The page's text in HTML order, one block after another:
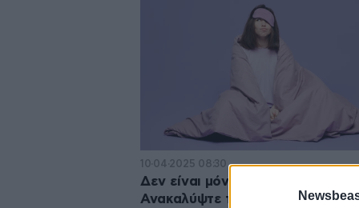
10·04·2025 08:30
Δεν είναι μόνο ο λευκός θόρυβος
Ανακαλύψτε τον ροζ και τον